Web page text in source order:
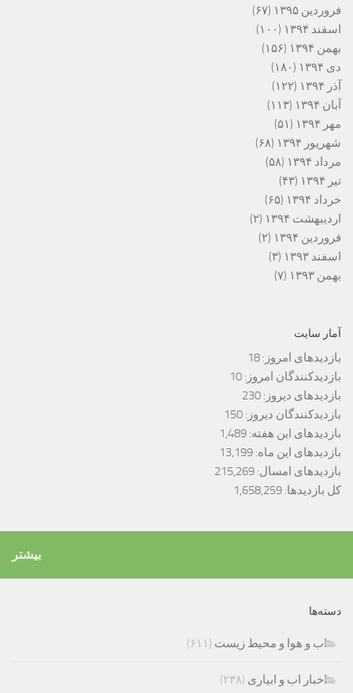
فروردین ۱۳۹۵
(۶۷)
اسفند ۱۳۹۴
(۱۰۰)
بهمن ۱۳۹۴
(۱۵۶)
دی ۱۳۹۴
(۱۸۰)
آذر ۱۳۹۴
(۱۲۲)
آبان ۱۳۹۴
(۱۱۳)
مهر ۱۳۹۴
(۵۱)
شهریور ۱۳۹۴
(۶۸)
مرداد ۱۳۹۴
(۵۸)
تیر ۱۳۹۴
(۴۳)
خرداد ۱۳۹۴
(۶۵)
اردیبهشت ۱۳۹۴
(۲)
فروردین ۱۳۹۴
(۲)
اسفند ۱۳۹۳
(۳)
بهمن ۱۳۹۳
(۷)
آمار سایت
بازدیدهای امروز: 18
بازدیدکنندگان امروز: 10
بازدیدهای دیروز: 230
بازدیدکنندگان دیروز: 150
بازدیدهای این هفته: 1,489
بازدیدهای این ماه: 13,199
بازدیدهای امسال: 215,269
کل بازدیدها: 1,658,259
بیشتر
دسته‌ها
اب و هوا و محیط زیست (۶۱۱)
اخبار اب و ابیاری (۲۳۸)